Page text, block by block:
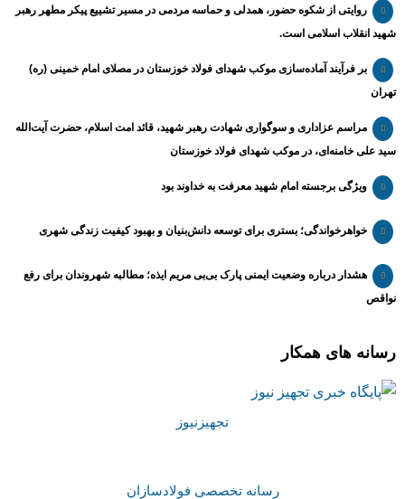
روایتی از شکوه حضور، همدلی و حماسه مردمی در مسیر تشییع پیکر مطهر رهبر
شهید انقلاب اسلامی است.
بر فرآیند آماده‌سازی موکب شهدای فولاد خوزستان در مصلای امام خمینی (ره)
تهران
مراسم عزاداری و سوگواری شهادت رهبر شهید، قائد امت اسلام، حضرت آیت‌الله
سید علی خامنه‌ای، در موکب شهدای فولاد خوزستان
ویژگی برجسته امام شهید معرفت به خداوند بود
خواهرخواندگی؛ بستری برای توسعه دانش‌بنیان و بهبود کیفیت زندگی شهری
هشدار درباره وضعیت ایمنی پارک بی‌بی مریم ایذه؛ مطالبه شهروندان برای رفع
نواقص
رسانه های همکار
تجهیزنیوز
رسانه تخصصی فولادسازان